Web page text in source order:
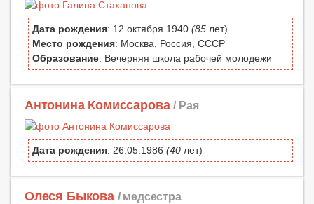
Дата рождения: 12 октября 1940 (85 лет)
Место рождения: Москва, Россия, СССР
Образование: Вечерняя школа рабочей молодежи
Антонина Комиссарова / Рая
Дата рождения: 26.05.1986 (40 лет)
Олеся Быкова / медсестра